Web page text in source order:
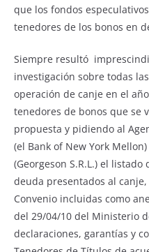
que los fondos
tenedores de los bonos en
Siempre resultó
investigación sobre todas
operación de canje en el
tenedores de bonos que se
propuesta y pidiendo al
(el Bank of New York
(Georgeson S.R.L.) el
deuda presentados al
Convenio incluidas como
del 29/04/10 del Ministerio
declaraciones, garantías y